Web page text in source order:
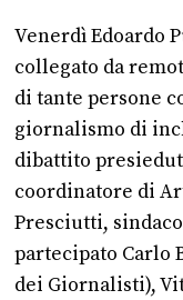
Venerdì Edoardo
collegato da
di tante persone
giornalismo di
dibattito
coordinatore di
Presciutti,
partecipato Carlo
dei Giornalisti),